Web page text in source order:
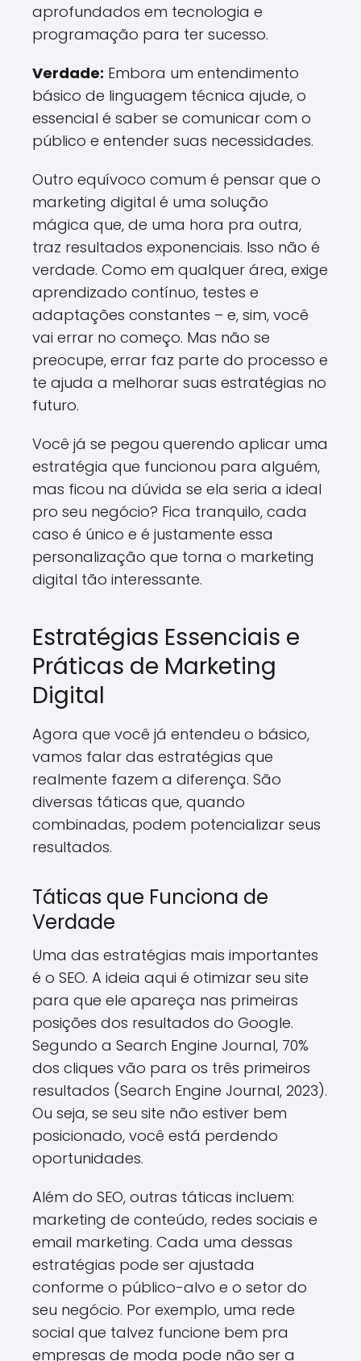
aprofundados em tecnologia e
programação para ter sucesso.
Verdade: Embora um entendimento
básico de linguagem técnica ajude, o
essencial é saber se comunicar com o
público e entender suas necessidades.
Outro equívoco comum é pensar que o
marketing digital é uma solução
mágica que, de uma hora pra outra,
traz resultados exponenciais. Isso não é
verdade. Como em qualquer área, exige
aprendizado contínuo, testes e
adaptações constantes – e, sim, você
vai errar no começo. Mas não se
preocupe, errar faz parte do processo e
te ajuda a melhorar suas estratégias no
futuro.
Você já se pegou querendo aplicar uma
estratégia que funcionou para alguém,
mas ficou na dúvida se ela seria a ideal
pro seu negócio? Fica tranquilo, cada
caso é único e é justamente essa
personalização que torna o marketing
digital tão interessante.
Estratégias Essenciais e
Práticas de Marketing
Digital
Agora que você já entendeu o básico,
vamos falar das estratégias que
realmente fazem a diferença. São
diversas táticas que, quando
combinadas, podem potencializar seus
resultados.
Táticas que Funciona de
Verdade
Uma das estratégias mais importantes
é o SEO. A ideia aqui é otimizar seu site
para que ele apareça nas primeiras
posições dos resultados do Google.
Segundo a Search Engine Journal, 70%
dos cliques vão para os três primeiros
resultados (Search Engine Journal, 2023).
Ou seja, se seu site não estiver bem
posicionado, você está perdendo
oportunidades.
Além do SEO, outras táticas incluem:
marketing de conteúdo, redes sociais e
email marketing. Cada uma dessas
estratégias pode ser ajustada
conforme o público-alvo e o setor do
seu negócio. Por exemplo, uma rede
social que talvez funcione bem pra
empresas de moda pode não ser a